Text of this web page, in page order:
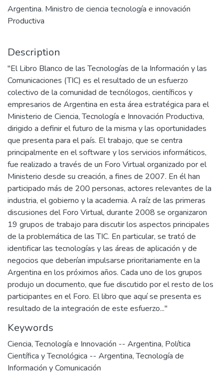
Argentina. Ministro de ciencia tecnología e innovación
Productiva
Description
"El Libro Blanco de las Tecnologías de la Información y las
Comunicaciones (TIC) es el resultado de un esfuerzo
colectivo de la comunidad de tecnólogos, científicos y
empresarios de Argentina en esta área estratégica para el
Ministerio de Ciencia, Tecnología e Innovación Productiva,
dirigido a definir el futuro de la misma y las oportunidades
que presenta para el país. El trabajo, que se centra
principalmente en el software y los servicios informáticos,
fue realizado a través de un Foro Virtual organizado por el
Ministerio desde su creación, a fines de 2007. En él han
participado más de 200 personas, actores relevantes de la
industria, el gobierno y la academia. A raíz de las primeras
discusiones del Foro Virtual, durante 2008 se organizaron
19 grupos de trabajo para discutir los aspectos principales
de la problemática de las TIC. En particular, se trató de
identificar las tecnologías y las áreas de aplicación y de
negocios que deberían impulsarse prioritariamente en la
Argentina en los próximos años. Cada uno de los grupos
produjo un documento, que fue discutido por el resto de los
participantes en el Foro. El libro que aquí se presenta es
resultado de la integración de este esfuerzo..."
Keywords
Ciencia, Tecnología e Innovación -- Argentina, Política
Científica y Tecnológica -- Argentina,Tecnología de
Información y Comunicación